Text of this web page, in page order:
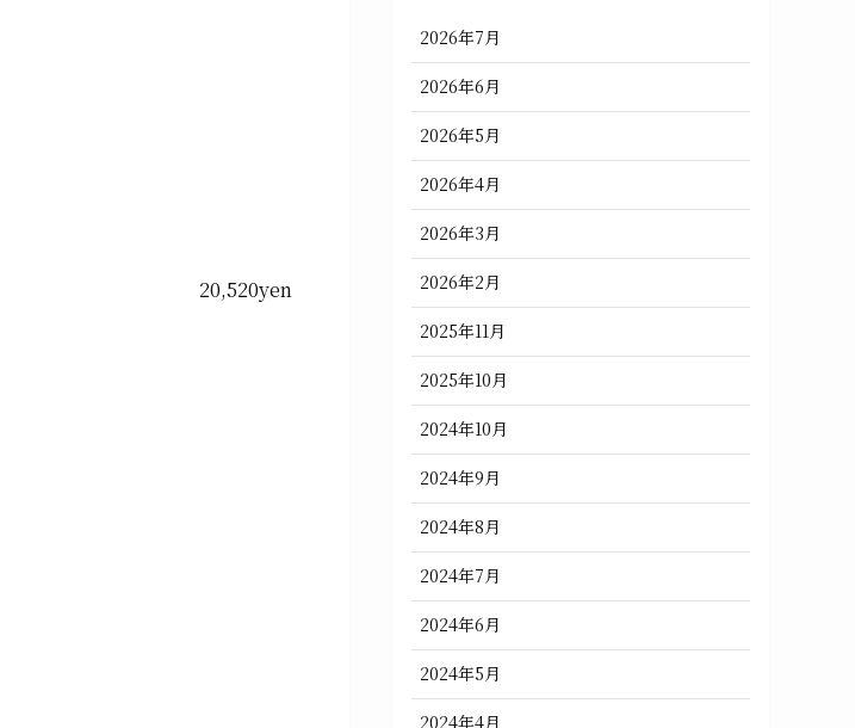
20,520yen
2026年7月
2026年6月
2026年5月
2026年4月
2026年3月
2026年2月
2025年11月
2025年10月
2024年10月
2024年9月
2024年8月
2024年7月
2024年6月
2024年5月
2024年4月